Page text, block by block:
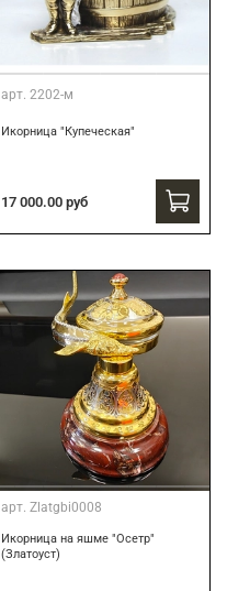
арт. 2202-м
Икорница "Купеческая"
17 000.00 руб
арт. Zlatgbi0008
Икорница на яшме "Осетр"
(Златоуст)